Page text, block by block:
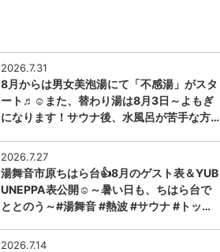
2026.7.31
8月からは男女美泡湯にて「不感湯」がスタ
ート♬☺また、替わり湯は8月3日～よもぎ
になります！サウナ後、水風呂が苦手な方…
2026.7.27
湯舞音市原ちはら台👍8月のゲスト表＆YUB
UNEPPA表公開☺～暑い日も、ちはら台で
ととのう～#湯舞音 #熱波 #サウナ #トッ…
2026.7.14